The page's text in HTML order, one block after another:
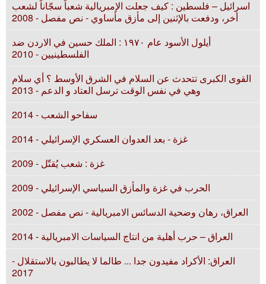
اسرائيل – فلسطين : كيف جعلت الإمبريالية شعباً سجّاناً لشعب
أخر، ودفعت بالإثنين إلى مأزق مأساوي - نص مفصل - 2008
أيلول الأسود عام ۱٩٧٠ : الملك حسين في الاردن ضد
الفلسطينيين - 2010
القوى الكبرى تتحدث عن السلام في الشرق الأوسط ؟ أي سلام
وهي في نفس الوقت ترسل العتاد و الدعم - 2013
سفاحو الشعب - 2014
غزة - بعد العدوان العسكري الإسرائيلي - 2014
غزة : شعب يُقتّل - 2009
الحرب في غزة والمأزق السياسي الإسرائيلي - 2009
العراق، رهان وضحية الدسائس الامبريالية - نص مفصل - 2002
العراق – حرب أهلية من انتاج السياسات الامبريالية - 2014
العراق: الأكراد مفيدون جدا ... طالما لا يطالبون بالاستقلال -
2017